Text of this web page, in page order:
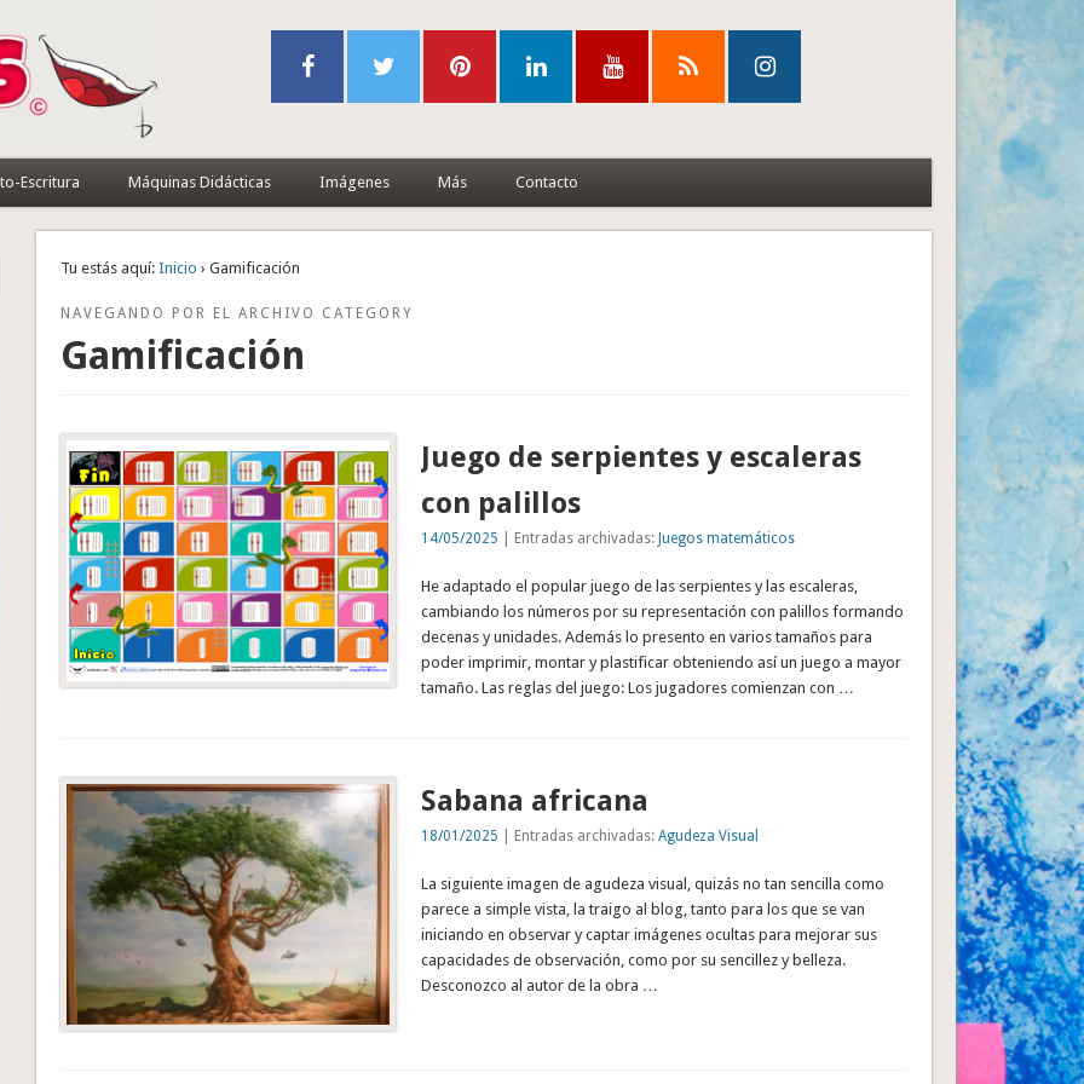
Escritura Máquinas Didácticas Imágenes Más Contacto
Tu estás aquí: Inicio › Gamificación
NAVEGANDO POR EL ARCHIVO CATEGORY
Gamificación
Juego de serpientes y escaleras
con palillos
14/05/2025 | Entradas archivadas: Juegos matemáticos
He adaptado el popular juego de las serpientes y las escaleras,
cambiando los números por su representación con palillos formando
decenas y unidades. Además lo presento en varios tamaños para
poder imprimir, montar y plastificar obteniendo así un juego a mayor
tamaño. Las reglas del juego: Los jugadores comienzan con …
Sabana africana
18/01/2025 | Entradas archivadas: Agudeza Visual
La siguiente imagen de agudeza visual, quizás no tan sencilla como
parece a simple vista, la traigo al blog, tanto para los que se van
iniciando en observar y captar imágenes ocultas para mejorar sus
capacidades de observación, como por su sencillez y belleza.
Desconozco al autor de la obra …